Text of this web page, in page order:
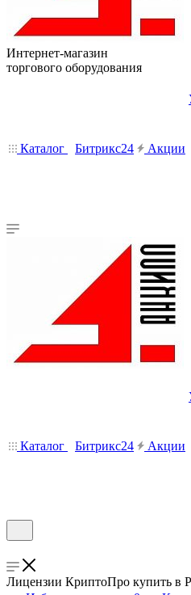
Интернет-магазин
торгового оборудования
Каталог Битрикс24 Акции
Каталог Битрикс24 Акции
Лицензии КриптоПро купить в